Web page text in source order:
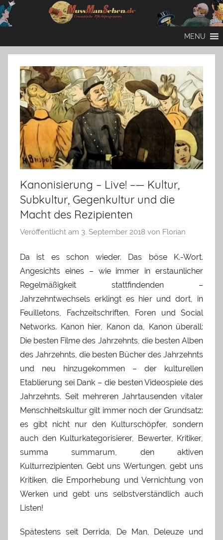
Zum
Inhalt
MENU
Kanonisierung – Live! –— Kultur,
Subkultur, Gegenkultur und die
Macht des Rezipienten
Veröffentlicht am 3. September 2018 von Florian
Da ist es schon wieder. Das böse K.-Wort.
Angesichts eines – wie immer in erstaunlicher
Regelmäßigkeit stattfindenden –
Jahrzehntwechsels erklingt es hier und dort, in
Feuilletons, Fachzeitschriften, Foren und Social
Networks. Kanon hier, Kanon da, Kanon überall:
Die besten Filme des Jahrzehnts, die besten Alben
des Jahrzehnts, die besten Bücher des Jahrzehnts
und neu hinzugekommen – der kulturellen
Etablierung sei Dank – die besten Videospiele des
Jahrzehnts. Seit mehreren Jahrtausenden vitaler
Menschheitskultur gilt immer noch der Grundsatz:
es gibt nicht nur den Kulturschöpfer, sondern
auch den Kulturkategorisierer, Bewerter, Kritiker,
summa summarum, den aktiven
Kulturrezipienten. Gebt uns Wertungen, gebt uns
Kritiken, die Emporhebung und Vernichtung von
Werken und gebt uns selbstverständlich auch
Listen!
Spätestens seit Derrida, De Man, Deleuze und